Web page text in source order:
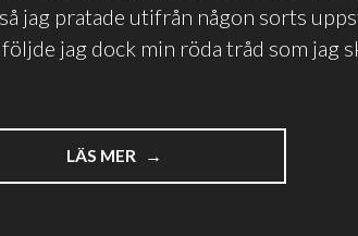
jag pratade utifrån någon sorts
jag dock min röda tråd som jag
LÄS MER
"TO
BE